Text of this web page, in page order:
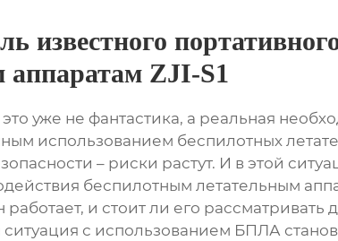
известного
аппаратам ZJI-S1
уже не фантастика, а реальная
использованием беспилотных
– риски растут. И в этой
беспилотным летательным
работает, и стоит ли его
с использованием БПЛА